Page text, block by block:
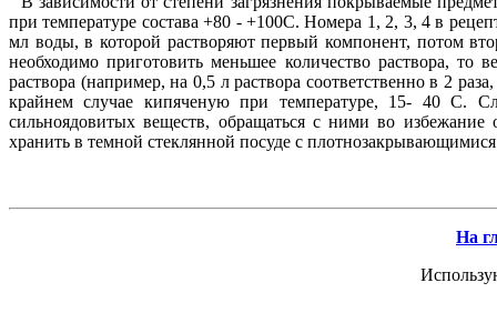
при температуре состава +80 - +100С. Hомера 1, 2, 3, 4 в
мл воды, в которой растворяют первый компонент, потом
необходимо приготовить меньшее количество раствора,
раствора (например, на 0,5 л раствора соответственно в 2
крайнем случае кипяченую при температуре, 15- 40 С.
сильноядовитых веществ, обращаться с ними во
хранить в темной стеклянной посуде с
На